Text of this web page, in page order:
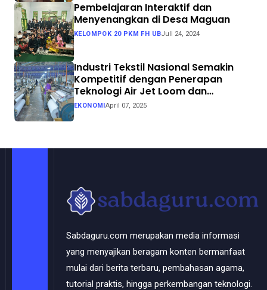
Pembelajaran Interaktif dan
Menyenangkan di Desa Maguan
KELOMPOK 20 PKM FH UBJuli 24, 2024
Industri Tekstil Nasional Semakin
Kompetitif dengan Penerapan
Teknologi Air Jet Loom dan
Continuous Dyeing di CV. Garuda
Solo Perkasa
EKONOMI April 07, 2025
Sabdaguru.com merupakan media informasi
yang menyajikan beragam konten bermanfaat
mulai dari berita terbaru, pembahasan agama,
tutorial praktis, hingga perkembangan teknologi.